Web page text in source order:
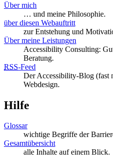
Über mich
… und meine Philosophie.
über diesen Webauftritt
zur Entstehung und
Über meine Leistungen
Accessibility Consulting:
Beratung.
RSS-Feed
Der Accessibility-Blog (fast
Webdesign.
Hilfe
Glossar
wichtige Begriffe der
Gesamtübersicht
alle Inhalte auf einem Blick.